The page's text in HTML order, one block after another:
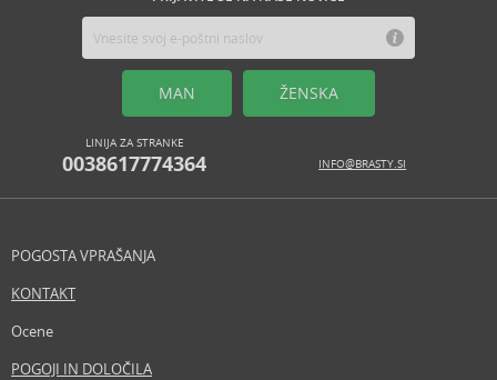
MAN ŽENSKA
LINIJA ZA STRANKE
0038617774364 INFO@BRASTY.SI
POGOSTA VPRAŠANJA
KONTAKT
Ocene
POGOJI IN DOLOČILA